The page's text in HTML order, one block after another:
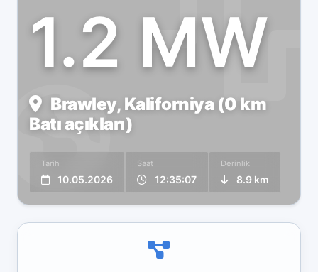
1.2 MW
Brawley, Kaliforniya (0 km
Batı açıkları)
Tarih
10.05.2026
Saat
12:35:07
Derinlik
8.9 km